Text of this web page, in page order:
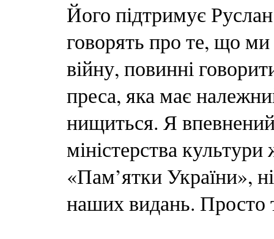
Його підтримує
говорять про те, що
війну, повинні
преса, яка має
нищиться. Я
міністерства
«Пам’ятки України»,
наших видань. Просто